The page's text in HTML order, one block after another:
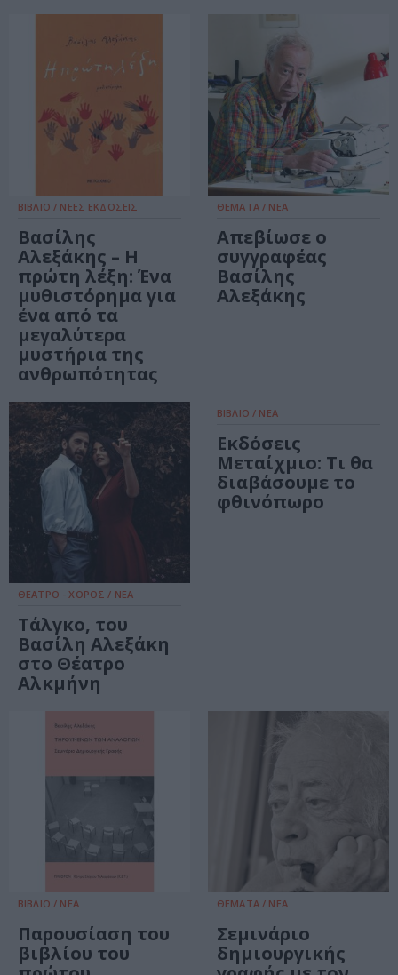
ΒΙΒΛΙΟ / ΝΕΕΣ ΕΚΔΟΣΕΙΣ
Βασίλης
Αλεξάκης – Η
πρώτη λέξη: Ένα
μυθιστόρημα για
ένα από τα
μεγαλύτερα
μυστήρια της
ανθρωπότητας
ΘΕΜΑΤΑ / ΝΕΑ
Απεβίωσε ο
συγγραφέας
Βασίλης
Αλεξάκης
ΘΕΑΤΡΟ - ΧΟΡΟΣ / ΝΕΑ
Τάλγκο, του
Βασίλη Αλεξάκη
στο Θέατρο
Αλκμήνη
ΒΙΒΛΙΟ / ΝΕΑ
Εκδόσεις
Μεταίχμιο: Τι θα
διαβάσουμε το
φθινόπωρο
ΒΙΒΛΙΟ / ΝΕΑ
Παρουσίαση του
βιβλίου του
ΘΕΜΑΤΑ / ΝΕΑ
Σεμινάριο
δημιουργικής